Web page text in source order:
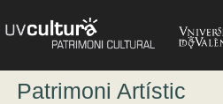
Patrimoni Artístic